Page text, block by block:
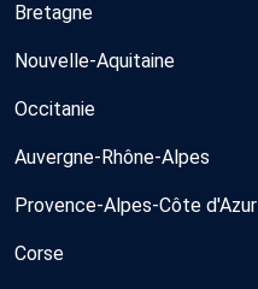
Bretagne
Nouvelle-Aquitaine
Occitanie
Auvergne-Rhône-Alpes
Provence-Alpes-Côte d'Azur
Corse